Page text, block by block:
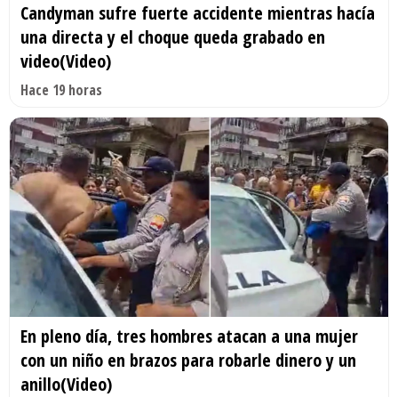
Candyman sufre fuerte accidente mientras hacía
una directa y el choque queda grabado en
video(Video)
Hace 19 horas
En pleno día, tres hombres atacan a una mujer
con un niño en brazos para robarle dinero y un
anillo(Video)